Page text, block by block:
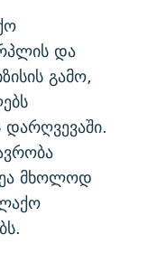
და
გამო,
მხოლოდ